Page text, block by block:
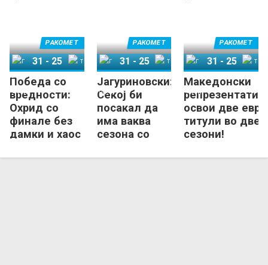
Победа со
вредности:
Охрид со
финале без
дамки и хаос
страст и со
РАКОМЕТ
ГРК Охрид
31 - 25
Јагуриновски:
Секој би
посакал да
има ваква
сезона со
РАКОМЕТ
ГРК Охрид
31 - 25
Татабања
Македонски
освои две
титули во две
сезони!
РАКОМЕТ
ГРК Охрид
31 - 25